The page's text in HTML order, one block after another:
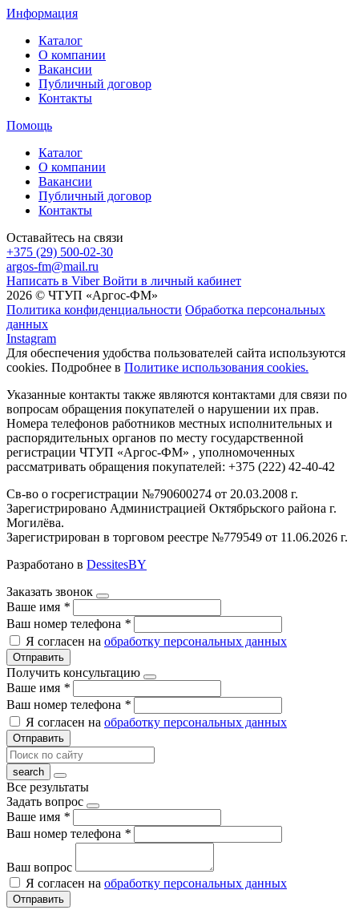
Информация
Каталог
О компании
Вакансии
Публичный договор
Контакты
Помощь
Каталог
О компании
Вакансии
Публичный договор
Контакты
Оставайтесь на связи
+375 (29) 500-02-30
argos-fm@mail.ru
Написать в Viber Войти в личный кабинет
2026 © ЧТУП «Аргос-ФМ»
Политика конфиденциальности Обработка персональных
данных
Instagram
Для обеспечения удобства пользователей сайта используются
cookies. Подробнее в Политике использования cookies.
Указанные контакты также являются контактами для связи по
вопросам обращения покупателей о нарушении их прав.
Номера телефонов работников местных исполнительных и
распорядительных органов по месту государственной
регистрации ЧТУП «Аргос-ФМ» , уполномоченных
рассматривать обращения покупателей: +375 (222) 42-40-42
Св-во о госрегистрации №790600274 от 20.03.2008 г.
Зарегистрировано Администрацией Октябрьского района г.
Могилёва.
Зарегистрирован в торговом реестре №779549 от 11.06.2026 г.
Разработано в DessitesBY
Заказать звонок
Ваше имя *
Ваш номер телефона *
Я согласен на обработку персональных данных
Отправить
Получить консультацию
Ваше имя *
Ваш номер телефона *
Я согласен на обработку персональных данных
Отправить
Все результаты
Задать вопрос
Ваше имя *
Ваш номер телефона *
Ваш вопрос
Я согласен на обработку персональных данных
Отправить